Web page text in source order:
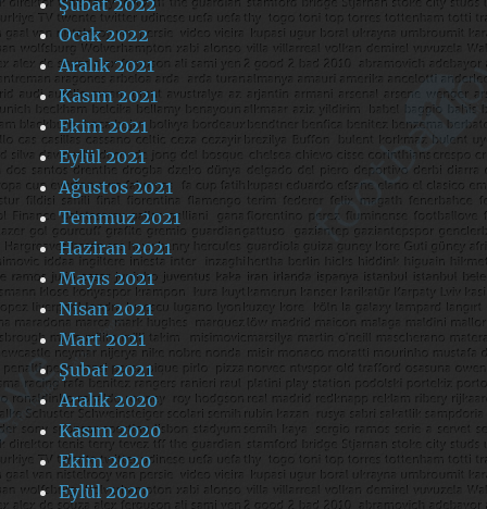
Şubat 2022
Ocak 2022
Aralık 2021
Kasım 2021
Ekim 2021
Eylül 2021
Ağustos 2021
Temmuz 2021
Haziran 2021
Mayıs 2021
Nisan 2021
Mart 2021
Şubat 2021
Aralık 2020
Kasım 2020
Ekim 2020
Eylül 2020